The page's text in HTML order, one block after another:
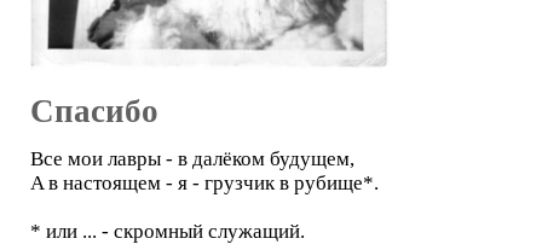
Спасибо
Все мои лавры - в далёком будущем,
A в настоящем - я - грузчик в рубище*.
* или ... - скромный служащий.